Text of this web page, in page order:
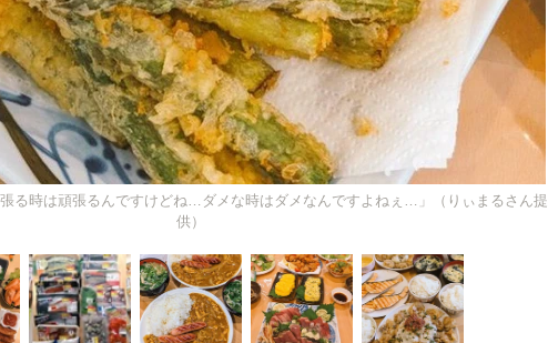
る時は頑張るんですけどね…ダメな時はダメなんですよねぇ…」（りぃまるさん提
供）